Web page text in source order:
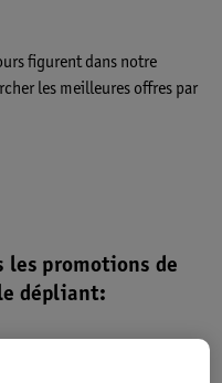
figurent dans notre
les meilleures offres par
les promotions de
dépliant: